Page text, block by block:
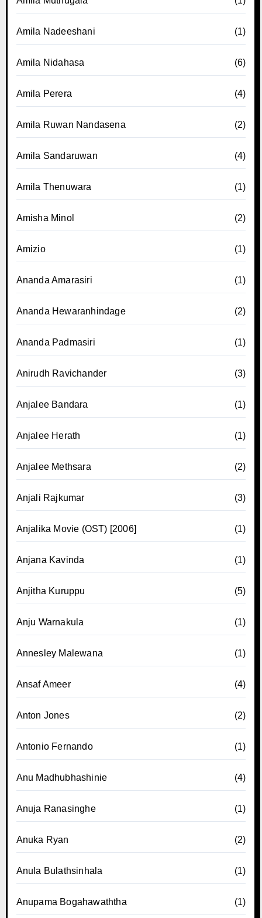
Amila Nadeeshani (1)
Amila Nidahasa (6)
Amila Perera (4)
Amila Ruwan Nandasena (2)
Amila Sandaruwan (4)
Amila Thenuwara (1)
Amisha Minol (2)
Amizio (1)
Ananda Amarasiri (1)
Ananda Hewaranhindage (2)
Ananda Padmasiri (1)
Anirudh Ravichander (3)
Anjalee Bandara (1)
Anjalee Herath (1)
Anjalee Methsara (2)
Anjali Rajkumar (3)
Anjalika Movie (OST) [2006] (1)
Anjana Kavinda (1)
Anjitha Kuruppu (5)
Anju Warnakula (1)
Annesley Malewana (1)
Ansaf Ameer (4)
Anton Jones (2)
Antonio Fernando (1)
Anu Madhubhashinie (4)
Anuja Ranasinghe (1)
Anuka Ryan (2)
Anula Bulathsinhala (1)
Anupama Bogahawaththa (1)